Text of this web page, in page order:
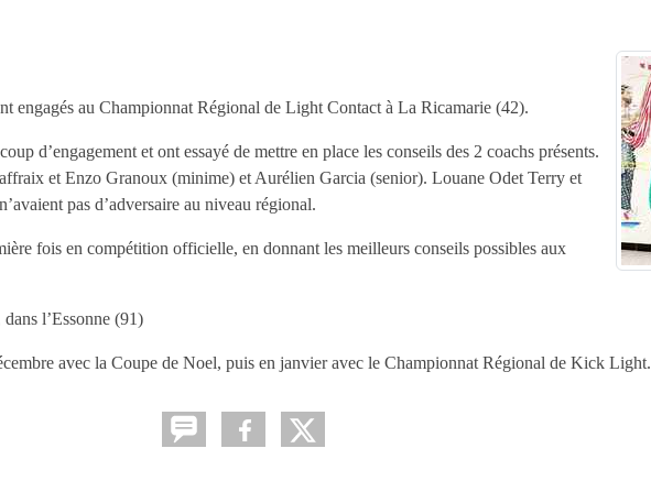
engagés au Championnat Régional de Light Contact à La Ricamarie (42).
d’engagement et ont essayé de mettre en place les conseils des 2 coachs présents.
et Enzo Granoux (minime) et Aurélien Garcia (senior). Louane Odet Terry et
pas d’adversaire au niveau régional.
fois en compétition officielle, en donnant les meilleurs conseils possibles aux
l’Essonne (91)
avec la Coupe de Noel, puis en janvier avec le Championnat Régional de Kick Light.